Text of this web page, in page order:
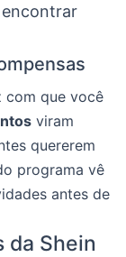
encontrar
com que você
viram
quererem
programa vê
antes de
da Shein